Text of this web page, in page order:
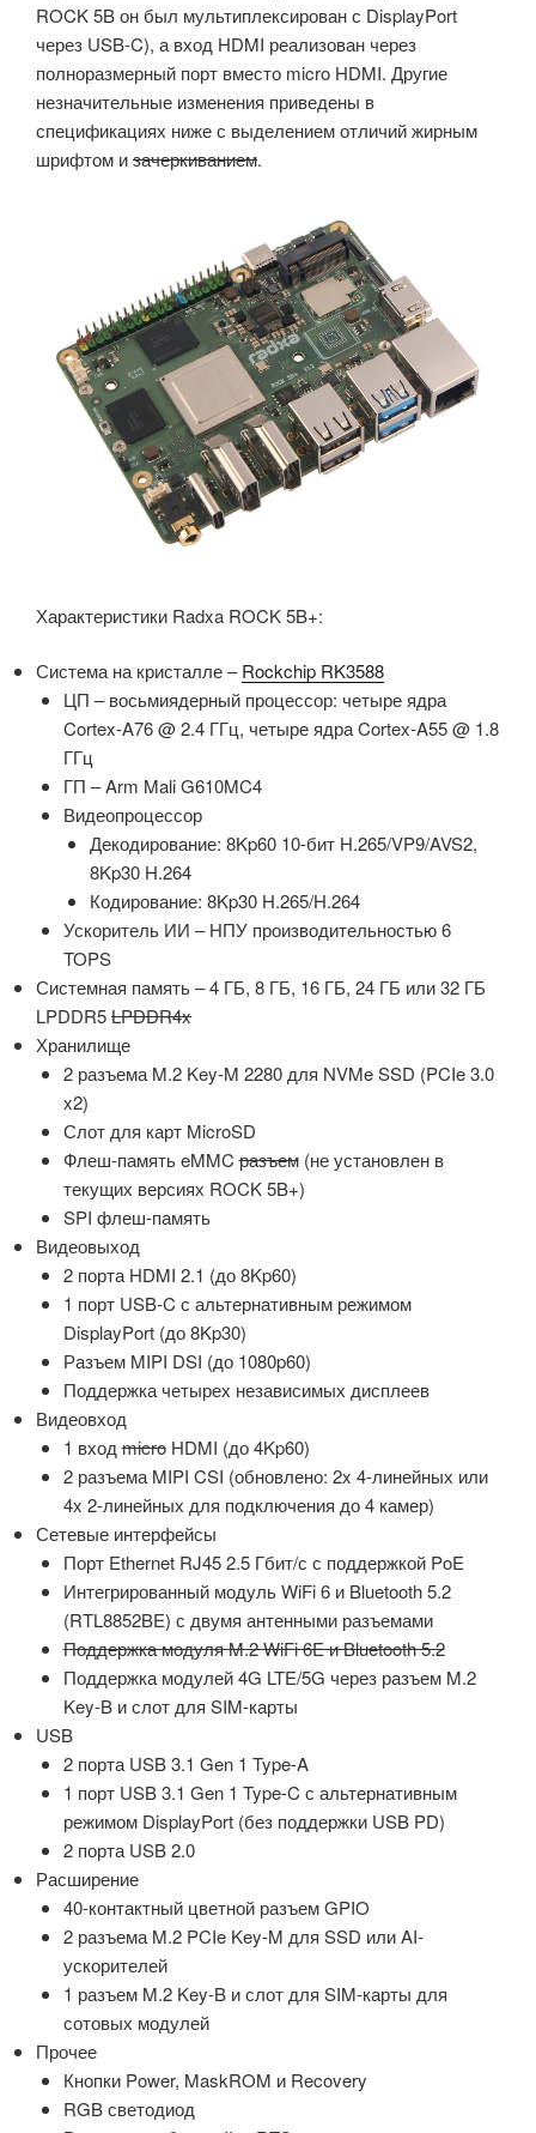
ROCK 5B он был мультиплексирован с DisplayPort
через USB-C), а вход HDMI реализован через
полноразмерный порт вместо micro HDMI. Другие
незначительные изменения приведены в
спецификациях ниже с выделением отличий жирным
шрифтом изачеркиванием.
Характеристики Radxa ROCK 5B+:
Система на кристалле –Rockchip RK3588
ЦП – восьмиядерный процессор: четыре ядра
Cortex-A76 @ 2.4 ГГц, четыре ядра Cortex-A55 @ 1.8
ГГц
ГП – Arm Mali G610MC4
Видеопроцессор
Декодирование: 8Kp60 10-бит H.265/VP9/AVS2,
8Kp30 H.264
Кодирование: 8Kp30 H.265/H.264
Ускоритель ИИ – НПУ производительностью 6
TOPS
Системная память – 4 ГБ, 8 ГБ, 16 ГБ, 24 ГБ или 32 ГБ
LPDDR5LPDDR4x
Хранилище
2 разъема M.2 Key-M 2280 для NVMe SSD (PCIe 3.0
x2)
Слот для карт MicroSD
Флеш-память eMMCразъем(не установлен в
текущих версиях ROCK 5B+)
SPI флеш-память
Видеовыход
2 порта HDMI 2.1 (до 8Kp60)
1 порт USB-C с альтернативным режимом
DisplayPort (до 8Kp30)
Разъем MIPI DSI (до 1080p60)
Поддержка четырех независимых дисплеев
Видеовход
1 входmicroHDMI (до 4Kp60)
2 разъема MIPI CSI (обновлено: 2x 4-линейных или
4x 2-линейных для подключения до 4 камер)
Сетевые интерфейсы
Порт Ethernet RJ45 2.5 Гбит/с с поддержкой PoE
Интегрированный модуль WiFi 6 и Bluetooth 5.2
(RTL8852BE) с двумя антенными разъемами
Поддержка модуля M.2 WiFi 6E и Bluetooth 5.2
Поддержка модулей 4G LTE/5G через разъем M.2
Key-B и слот для SIM-карты
USB
2 порта USB 3.1 Gen 1 Type-A
1 порт USB 3.1 Gen 1 Type-C с альтернативным
режимом DisplayPort (без поддержки USB PD)
2 порта USB 2.0
Расширение
40-контактный цветной разъем GPIO
2 разъема M.2 PCIe Key-M для SSD или AI-
ускорителей
1 разъем M.2 Key-B и слот для SIM-карты для
сотовых модулей
Прочее
Кнопки Power, MaskROM и Recovery
RGB светодиод